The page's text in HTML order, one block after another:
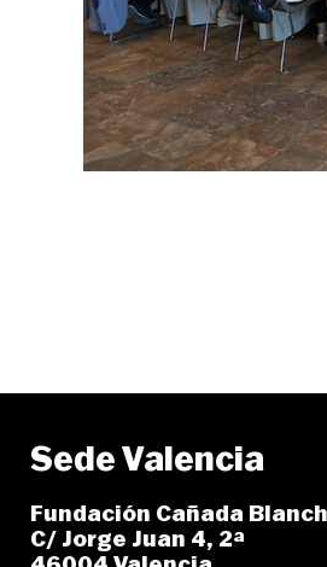
Sede Valencia
Fundación Cañada Blanch
C/ Jorge Juan 4, 2ª